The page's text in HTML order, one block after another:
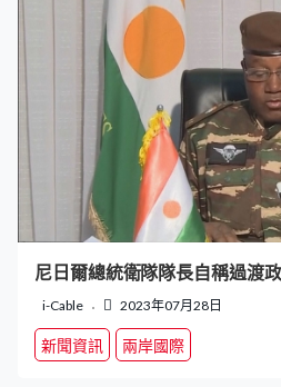
尼日爾總統衛隊隊長自稱過渡
i-Cable 2023年07月28日
新聞資訊 兩岸國際